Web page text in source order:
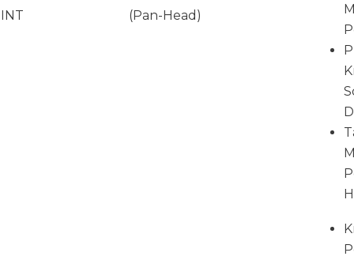
INT
(Pan-Head)